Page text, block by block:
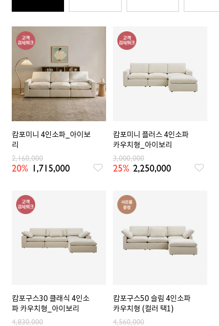
캄포미니 4인소파_아이보
리
2,160,000
20% 1,715,000
캄포미니 플러스 4인소파
카우치형_아이보리
3,000,000
25% 2,250,000
캄포구스30 클래식 4인소
파 카우치형_아이보리
4,830,000
캄포구스50 슬림 4인소파
카우치형 (컬러 택1)
4,560,000